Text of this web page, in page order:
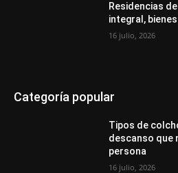
Residencias
integral,
16 julio, 2026
Categoría popular
Tipos de
descanso que
persona
16 julio, 2026